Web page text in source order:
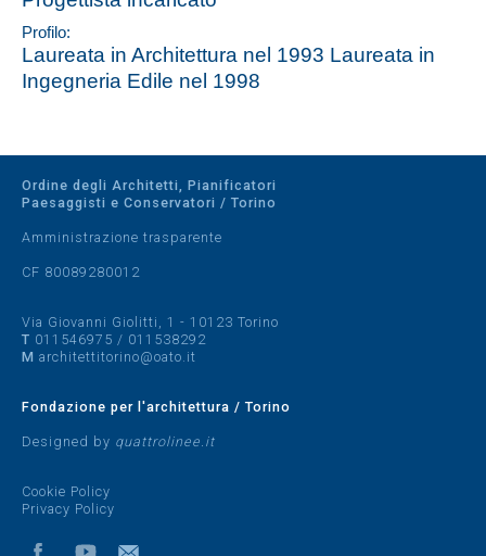
Profilo:
Laureata in Architettura nel 1993 Laureata in
Ingegneria Edile nel 1998
Ordine degli Architetti, Pianificatori
Paesaggisti e Conservatori / Torino
Amministrazione trasparente
CF 80089280012
Via Giovanni Giolitti, 1 - 10123 Torino
T 011546975 / 011538292
M architettitorino@oato.it
Fondazione per l'architettura / Torino
Designed by quattrolinee.it
Cookie Policy
Privacy Policy